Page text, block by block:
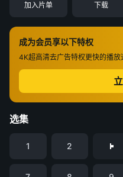
加入片单 下载
成为会员享以下特权
4K超高清去广告特权更快的播放
选集
1 2